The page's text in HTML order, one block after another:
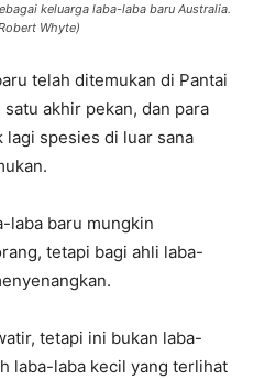
keluarga laba-laba baru Australia.
Whyte)
telah ditemukan di Pantai
akhir pekan, dan para
lagi spesies di luar sana
laba baru mungkin
tetapi bagi ahli laba-
tetapi ini bukan laba-
laba-laba kecil yang terlihat